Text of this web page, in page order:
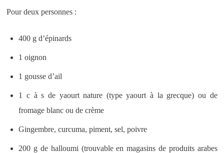
Pour deux personnes :
400 g d’épinards
1 oignon
1 gousse d’ail
1 c à s de yaourt nature (type yaourt à la grecque) ou de
fromage blanc ou de crème
Gingembre, curcuma, piment, sel, poivre
200 g de halloumi (trouvable en magasins de produits arabes